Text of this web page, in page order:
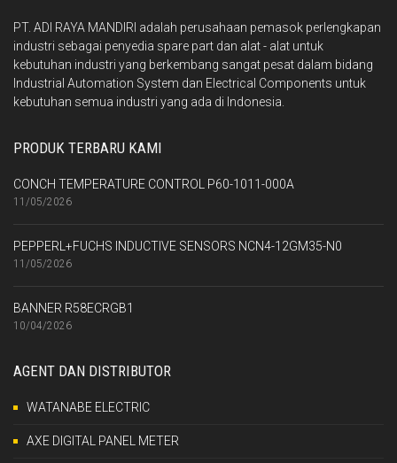
PT. ADI RAYA MANDIRI adalah perusahaan pemasok perlengkapan
industri sebagai penyedia spare part dan alat - alat untuk
kebutuhan industri yang berkembang sangat pesat dalam bidang
Industrial Automation System dan Electrical Components untuk
kebutuhan semua industri yang ada di Indonesia.
PRODUK TERBARU KAMI
CONCH TEMPERATURE CONTROL P60-1011-000A
11/05/2026
PEPPERL+FUCHS INDUCTIVE SENSORS NCN4-12GM35-N0
11/05/2026
BANNER R58ECRGB1
10/04/2026
AGENT DAN DISTRIBUTOR
WATANABE ELECTRIC
AXE DIGITAL PANEL METER